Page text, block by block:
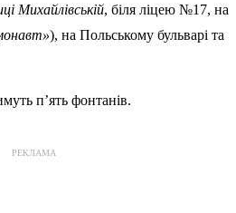
Михайлівській, біля ліцею №17, на
), на Польському бульварі та
п’ять фонтанів.
РЕКЛАМА